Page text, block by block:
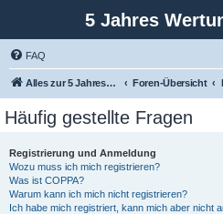
5 Jahres
FAQ
Alles zur 5 Jahreswertung / Tabelle der UEFA mit vielen Statistiken. Foren-Übersicht
Häufig gestellte Fragen
Registrierung und Anmeldung
Wozu muss ich mich registrieren?
Was ist COPPA?
Warum kann ich mich nicht registrieren?
Ich habe mich registriert, kann mich aber nicht